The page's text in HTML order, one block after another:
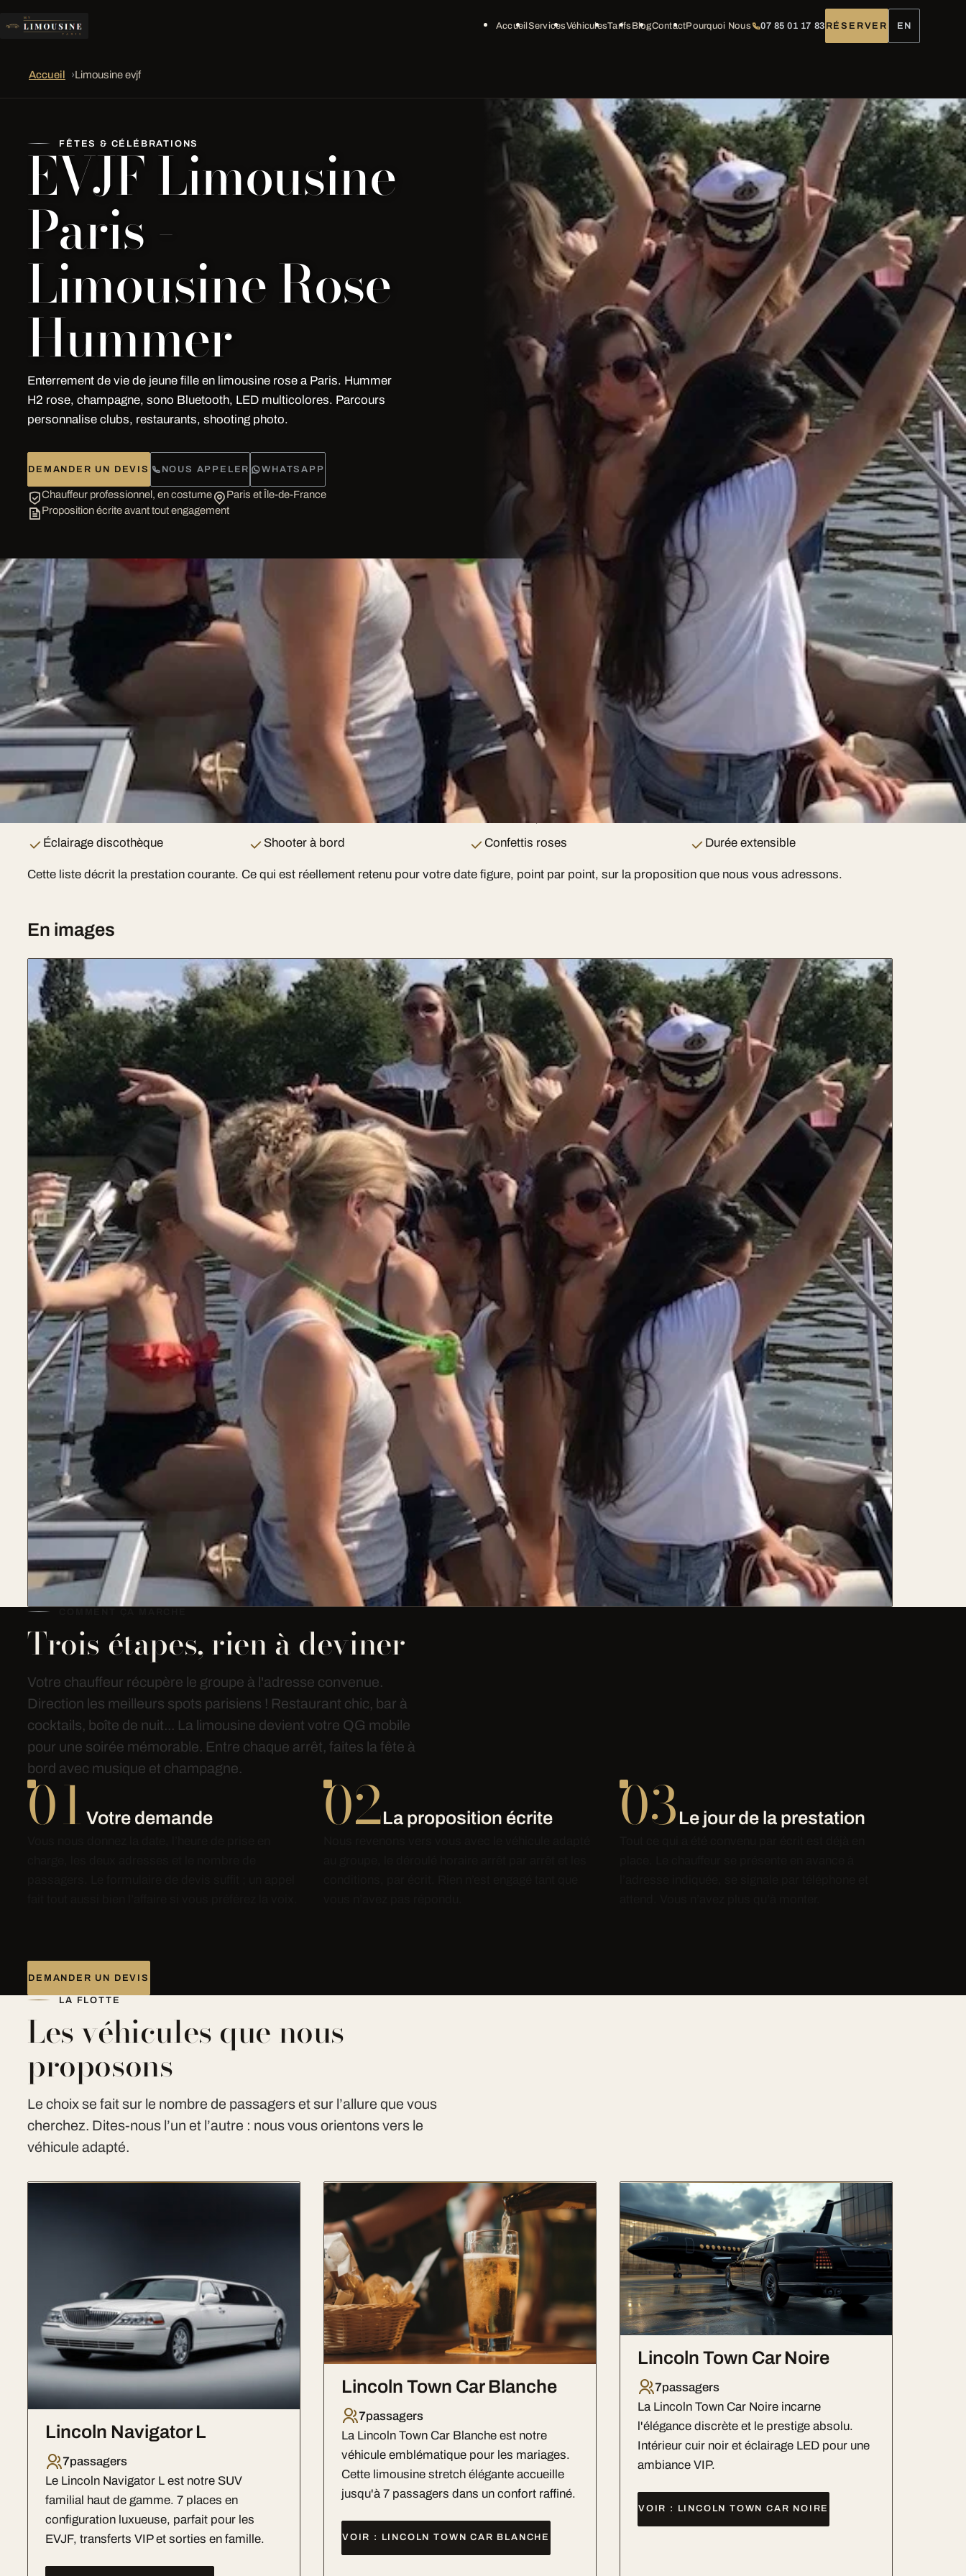
AccueilServicesVéhiculesTarifsBlogContactPourquoi Nous 07 85 01 17 83 RÉSERVER EN
Accueil ›Limousine evjf
FÊTES & CÉLÉBRATIONS
EVJF Limousine
Paris -
Limousine Rose
Hummer
Enterrement de vie de jeune fille en limousine rose a Paris. Hummer
H2 rose, champagne, sono Bluetooth, LED multicolores. Parcours
personnalise clubs, restaurants, shooting photo.
DEMANDER UN DEVIS NOUS APPELER WHATSAPP
Chauffeur professionnel, en costume
Paris et Île-de-France
Proposition écrite avant tout engagement
LA PRESTATION
Ce que nous préparons pour
vous
Organisez un enterrement de vie de jeune fille inoubliable ! Montez
à bord de notre limousine avec vos meilleures amies et préparez-
vous pour une soirée de folie dans Paris. L'EVJF en limousine,
c'est la garantie d'un moment mémorable avant le grand jour.
Ce que comprend la prestation
Décoration EVJF personnalisée Seau à champagne rosé
Accessoires photo (voile,
couronne)
Sono puissante
Éclairage discothèque Shooter à bord Confettis roses Durée extensible
Cette liste décrit la prestation courante. Ce qui est réellement retenu pour votre date figure, point par point, sur la proposition que nous vous adressons.
En images
Trois étapes, rien à deviner
Votre chauffeur récupère le groupe à l'adresse convenue.
Direction les meilleurs spots parisiens ! Restaurant chic, bar à
cocktails, boîte de nuit... La limousine devient votre QG mobile
pour une soirée mémorable. Entre chaque arrêt, faites la fête à
bord avec musique et champagne.
01Votre demande 02La proposition écrite 03 Le jour de la prestation
DEMANDER UN DEVIS
LA FLOTTE
Les véhicules que nous
proposons
Le choix se fait sur le nombre de passagers et sur l’allure que vous
cherchez. Dites-nous l’un et l’autre : nous vous orientons vers le
véhicule adapté.
Lincoln Navigator L
7passagers
Le Lincoln Navigator L est notre SUV
familial haut de gamme. 7 places en
configuration luxueuse, parfait pour les
EVJF, transferts VIP et sorties en famille.
Lincoln Town Car Blanche
7passagers
La Lincoln Town Car Blanche est notre
véhicule emblématique pour les mariages.
Cette limousine stretch élégante accueille
jusqu'à 7 passagers dans un confort raffiné.
VOIR : LINCOLN TOWN CAR BLANCHE
Lincoln Town Car Noire
7passagers
La Lincoln Town Car Noire incarne
l'élégance discrète et le prestige absolu.
Intérieur cuir noir et éclairage LED pour une
ambiance VIP.
VOIR : LINCOLN TOWN CAR NOIRE